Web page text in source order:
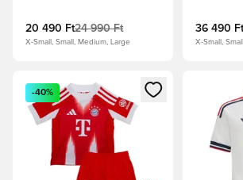
20 490 Ft24 990 Ft
X-Small, Small, Medium, Large
36 490 Ft
X-Small,
Megnyit egy modált a
-40%
Megnyit